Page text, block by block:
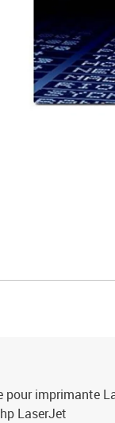
pour imprimante
LaserJet